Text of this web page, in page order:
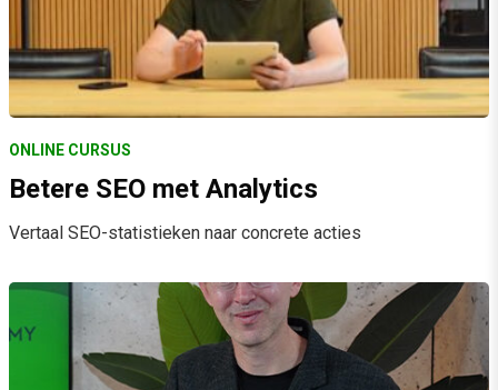
ONLINE CURSUS
Betere SEO met Analytics
Vertaal SEO-statistieken naar concrete acties